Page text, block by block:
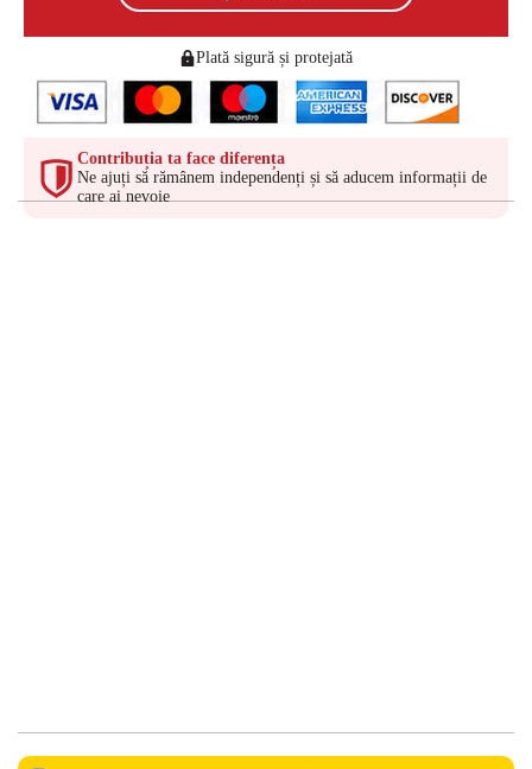
Plată sigură și protejată
Contribuția ta face diferența
Ne ajuți să rămânem independenți și să aducem informații de
care ai nevoie